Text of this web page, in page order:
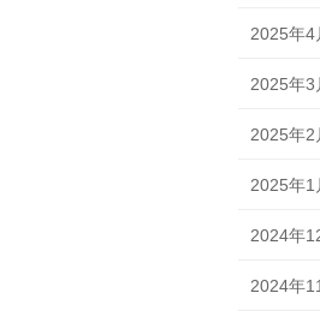
2025年4
2025年3
2025年2
2025年1
2024年
2024年